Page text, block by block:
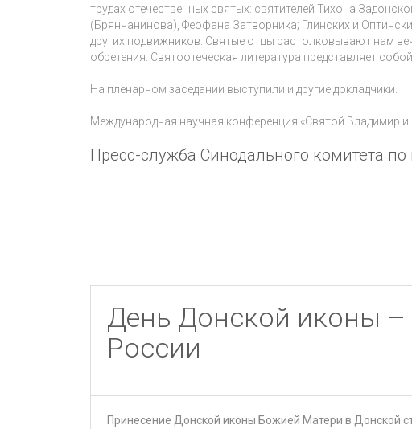
трудах отечественных святых: святителей Тихона
(Брянчанинова), Феофана Затворника; Глинских и
других подвижников. Святые отцы растолковывают нам
обретения. Святоотеческая литература представляет
На пленарном заседании выступили и другие докладчики.
Международная научная конференция «Святой Владимир
Пресс-служба Синодального комитета
День Донской иконы –
России
Принесение Донской иконы Божией Матери в Донской